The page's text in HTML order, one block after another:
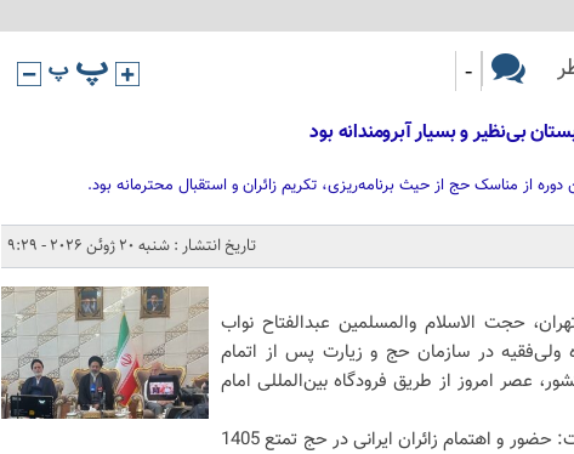
-
بی‌نظیر و بسیار آبرومندانه بود
از مناسک حج از حیث برنامه‌ریزی، تکریم زائران و استقبال محترمانه بود.
تاریخ انتشار : شنبه 20 ژوئن 2026 - 9:29
حجت الاسلام والمسلمین عبدالفتاح نواب
ولی‌فقیه در سازمان حج و زیارت پس از اتمام
عصر امروز از طریق فرودگاه بین‌المللی امام